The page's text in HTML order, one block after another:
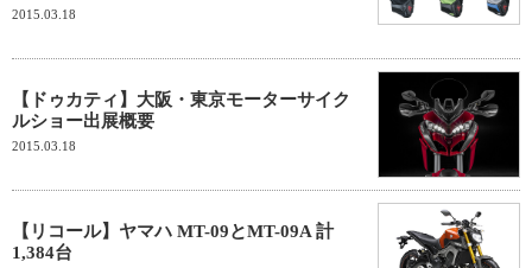
2015.03.18
【ドゥカティ】大阪・東京モーターサイク
ルショー出展概要
2015.03.18
【リコール】ヤマハ MT-09とMT-09A 計
1,384台